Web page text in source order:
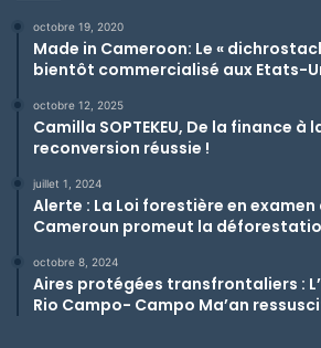
octobre 19, 2020
Made in Cameroon: Le «
bientôt commercialisé aux Etats-
octobre 12, 2025
Camilla SOPTEKEU, De la finance
reconversion réussie !
juillet 1, 2024
Alerte : La Loi forestière en
Cameroun promeut la
octobre 8, 2024
Aires protégées transfrontaliers :
Rio Campo- Campo Ma’an